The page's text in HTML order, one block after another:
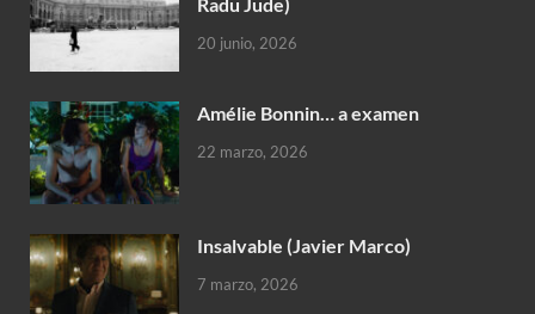
20 junio, 2026
Amélie Bonnin… a examen
22 marzo, 2026
Insalvable (Javier Marco)
7 marzo, 2026